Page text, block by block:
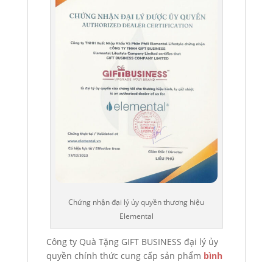
Chứng nhận đại lý ủy quyền thương hiệu
Elemental
Công ty Quà Tặng GIFT BUSINESS đại lý ủy
quyền chính thức cung cấp sản phẩm bình